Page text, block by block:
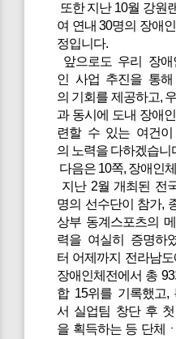
또한 지난 10월 강원
여 연내 30명의 장애
정입니다.
앞으로도 우리 장
인 사업 추진을 통해
의 기회를 제공하고,
과 동시에 도내 장애
련할 수 있는 여건
의 노력을 다하겠습니
다음은 10쪽, 장애인
지난 2월 개최된 전
명의 선수단이 참가,
상부 동계스포츠의
력을 여실히 증명하
터 어제까지 전라남
장애인체전에서 총
합 15위를 기록했고,
서 실업팀 창단 후
을 획득하는 등 단체